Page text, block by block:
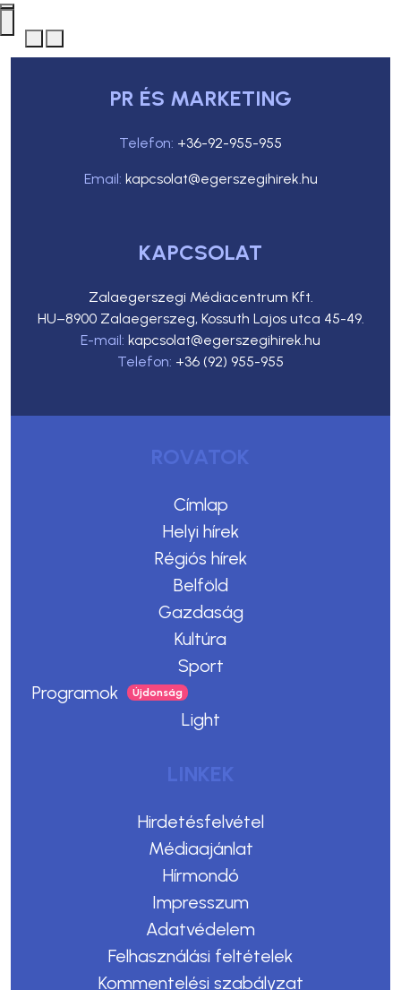
PR ÉS MARKETING
Telefon: +36-92-955-955
Email: kapcsolat@egerszegihirek.hu
KAPCSOLAT
Zalaegerszegi Médiacentrum Kft.
HU–8900 Zalaegerszeg, Kossuth Lajos utca 45-49.
E-mail: kapcsolat@egerszegihirek.hu
Telefon: +36 (92) 955-955
ROVATOK
Címlap
Helyi hírek
Régiós hírek
Belföld
Gazdaság
Kultúra
Sport
Programok
Light
LINKEK
Hirdetésfelvétel
Médiaajánlat
Hírmondó
Impresszum
Adatvédelem
Felhasználási feltételek
Kommentelési szabályzat